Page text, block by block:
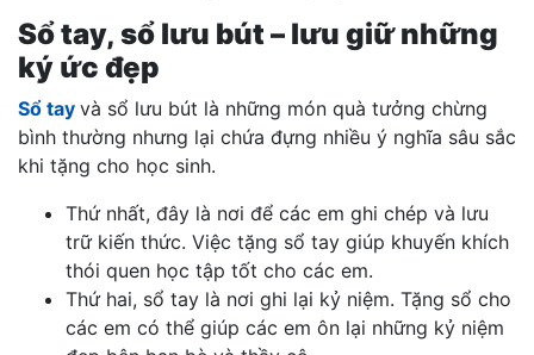
Sổ tay, sổ lưu bút – lưu giữ những
ký ức đẹp
Sổ tay và sổ lưu bút là những món quà tưởng chừng
bình thường nhưng lại chứa đựng nhiều ý nghĩa sâu sắc
khi tặng cho học sinh.
Thứ nhất, đây là nơi để các em ghi chép và lưu
trữ kiến thức. Việc tặng sổ tay giúp khuyến khích
thói quen học tập tốt cho các em.
Thứ hai, sổ tay là nơi ghi lại kỷ niệm. Tặng sổ cho
các em có thể giúp các em ôn lại những kỷ niệm